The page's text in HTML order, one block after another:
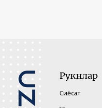
Рукнлар
Сиёсат